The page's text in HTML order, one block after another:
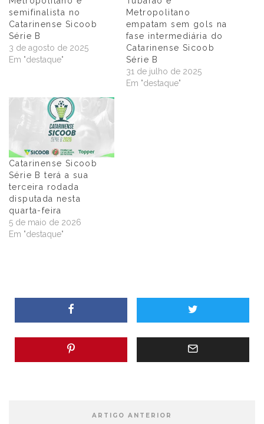
semifinalista no
Catarinense Sicoob
Série B
3 de agosto de 2025
Em "destaque"
Metropolitano
empatam sem gols na
fase intermediária do
Catarinense Sicoob
Série B
31 de julho de 2025
Em "destaque"
Catarinense Sicoob
Série B terá a sua
terceira rodada
disputada nesta
quarta-feira
5 de maio de 2026
Em "destaque"
ARTIGO ANTERIOR